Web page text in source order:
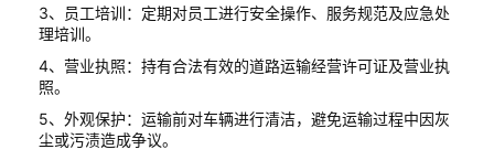
3、员工培训：定期对员工进行安全操作、服务规范及应急处
理培训。
4、营业执照：持有合法有效的道路运输经营许可证及营业执
照。
5、外观保护：运输前对车辆进行清洁，避免运输过程中因灰
尘或污渍造成争议。